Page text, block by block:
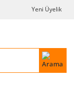
Yeni Üyelik